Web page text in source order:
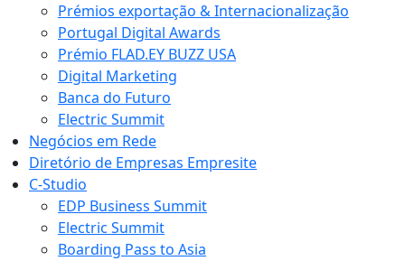
Prémios exportação & Internacionalização
Portugal Digital Awards
Prémio FLAD.EY BUZZ USA
Digital Marketing
Banca do Futuro
Electric Summit
Negócios em Rede
Diretório de Empresas Empresite
C-Studio
EDP Business Summit
Electric Summit
Boarding Pass to Asia